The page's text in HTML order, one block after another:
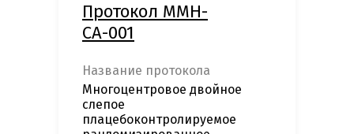
Протокол MMH-
СА-001
Название протокола
Многоцентровое двойное
слепое
плацебоконтролируемое